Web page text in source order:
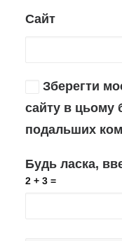
Сайт
Зберегти
сайту в цьому
подальших
Будь ласка,
2 + 3 =